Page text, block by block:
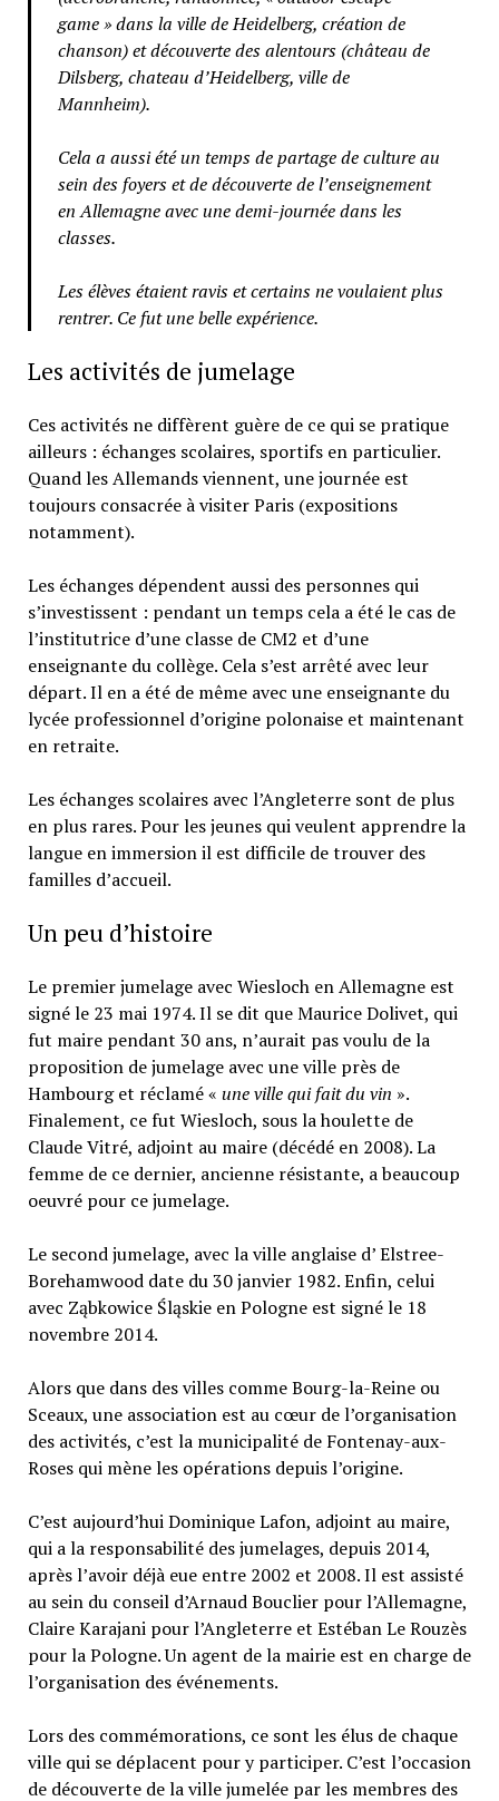
game » dans la ville de Heidelberg, création de
chanson) et découverte des alentours (château de
Dilsberg, chateau d’Heidelberg, ville de
Mannheim).
Cela a aussi été un temps de partage de culture au
sein des foyers et de découverte de l’enseignement
en Allemagne avec une demi-journée dans les
classes.
Les élèves étaient ravis et certains ne voulaient plus
rentrer. Ce fut une belle expérience.
Les activités de jumelage
Ces activités ne diffèrent guère de ce qui se pratique
ailleurs : échanges scolaires, sportifs en particulier.
Quand les Allemands viennent, une journée est
toujours consacrée à visiter Paris (expositions
notamment).
Les échanges dépendent aussi des personnes qui
s’investissent : pendant un temps cela a été le cas de
l’institutrice d’une classe de CM2 et d’une
enseignante du collège. Cela s’est arrêté avec leur
départ. Il en a été de même avec une enseignante du
lycée professionnel d’origine polonaise et maintenant
en retraite.
Les échanges scolaires avec l’Angleterre sont de plus
en plus rares. Pour les jeunes qui veulent apprendre la
langue en immersion il est difficile de trouver des
familles d’accueil.
Un peu d’histoire
Le premier jumelage avec Wiesloch en Allemagne est
signé le 23 mai 1974. Il se dit que Maurice Dolivet, qui
fut maire pendant 30 ans, n’aurait pas voulu de la
proposition de jumelage avec une ville près de
Hambourg et réclamé « une ville qui fait du vin ».
Finalement, ce fut Wiesloch, sous la houlette de
Claude Vitré, adjoint au maire (décédé en 2008). La
femme de ce dernier, ancienne résistante, a beaucoup
oeuvré pour ce jumelage.
Le second jumelage, avec la ville anglaise d’ Elstree-
Borehamwood date du 30 janvier 1982. Enfin, celui
avec Ząbkowice Śląskie en Pologne est signé le 18
novembre 2014.
Alors que dans des villes comme Bourg-la-Reine ou
Sceaux, une association est au cœur de l’organisation
des activités, c’est la municipalité de Fontenay-aux-
Roses qui mène les opérations depuis l’origine.
C’est aujourd’hui Dominique Lafon, adjoint au maire,
qui a la responsabilité des jumelages, depuis 2014,
après l’avoir déjà eue entre 2002 et 2008. Il est assisté
au sein du conseil d’Arnaud Bouclier pour l’Allemagne,
Claire Karajani pour l’Angleterre et Estéban Le Rouzès
pour la Pologne. Un agent de la mairie est en charge de
l’organisation des événements.
Lors des commémorations, ce sont les élus de chaque
ville qui se déplacent pour y participer. C’est l’occasion
de découverte de la ville jumelée par les membres des